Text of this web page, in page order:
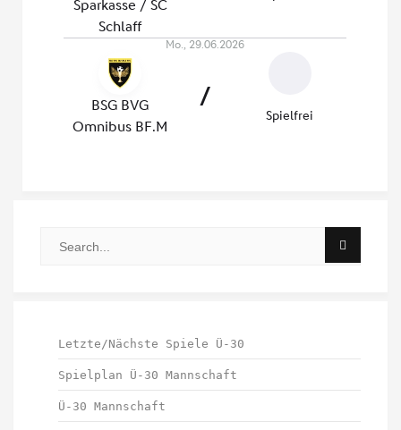
Letzte/Nächste Spiele Ü-30
Spielplan Ü-30 Mannschaft
Ü-30 Mannschaft